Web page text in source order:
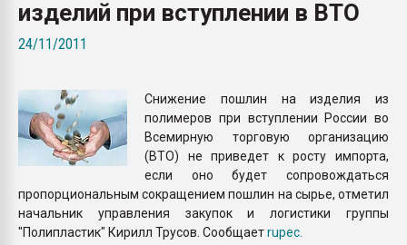
покупка, обмен
изделий при вступлении в ВТО
24/11/2011
Снижение пошлин на изделия из
полимеров при вступлении России во
Всемирную торговую организацию
(ВТО) не приведет к росту импорта,
если оно будет сопровождаться
пропорциональным сокращением пошлин на сырье, отметил
начальник управления закупок и логистики группы
"Полипластик" Кирилл Трусов. Сообщаетrupec.